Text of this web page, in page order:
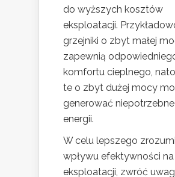
do wyższych kosztów
eksploatacji.
grzejniki o zbyt małej
zapewnią
komfortu cieplnego,
te o zbyt dużej mocy
generować
energii.
W celu lepszego
wpływu efektywności
eksploatacji, zwróć